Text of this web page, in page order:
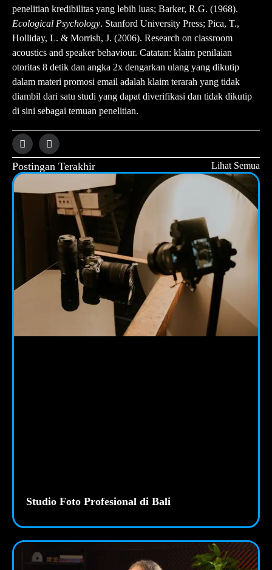
penelitian kredibilitas yang lebih luas; Barker, R.G. (1968).
Ecological Psychology. Stanford University Press; Pica, T.,
Holliday, L. & Morrish, J. (2006). Research on classroom
acoustics and speaker behaviour. Catatan: klaim penilaian
otoritas 8 detik dan angka 2x dengarkan ulang yang dikutip
dalam materi promosi email adalah klaim terarah yang tidak
diambil dari satu studi yang dapat diverifikasi dan tidak dikutip
di sini sebagai temuan penelitian.
Postingan Terakhir Lihat Semua
Studio Foto Profesional di Bali